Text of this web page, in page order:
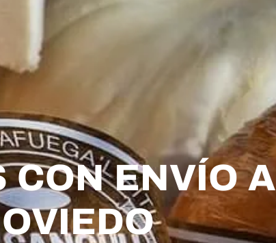
CON ENVÍO A